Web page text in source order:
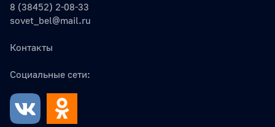
8 (38452) 2-08-33
sovet_bel@mail.ru
Контакты
Социальные сети: